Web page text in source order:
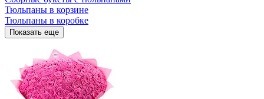
Тюльпаны в корзине
Тюльпаны в коробке
Показать еще